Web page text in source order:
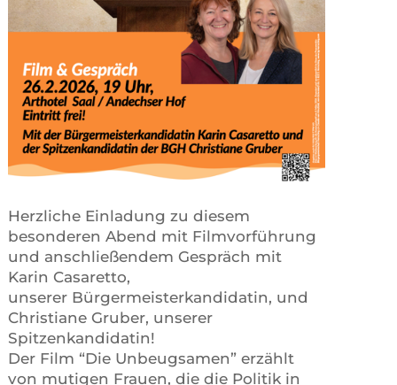
Herzliche Einladung zu diesem
besonderen Abend mit Filmvorführung
und anschließendem Gespräch mit
Karin Casaretto,
unserer Bürgermeisterkandidatin, und
Christiane Gruber, unserer
Spitzenkandidatin!
Der Film “Die Unbeugsamen” erzählt
von mutigen Frauen, die die Politik in